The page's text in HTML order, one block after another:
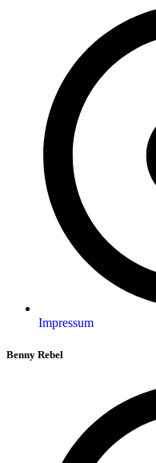
Impressum
Benny Rebel